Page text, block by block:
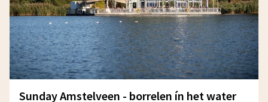
Sunday Amstelveen - borrelen ín het water